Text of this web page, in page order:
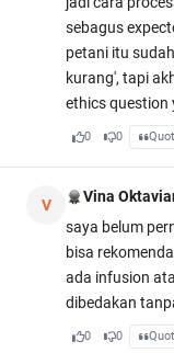
sebagus
petani itu
kurang', tapi
ethics question
0 0
V Vina
saya belum
bisa
ada infusion
dibedakan
0 0